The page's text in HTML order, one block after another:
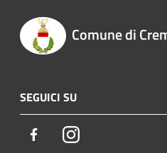
Comune di
SEGUICI SU
FacebookInstagram